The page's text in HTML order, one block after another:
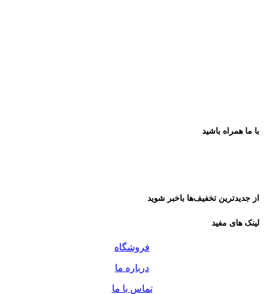
با ما همراه باشید
از جدیدترین تخفیف‌ها باخبر شوید
لینک های مفید
فروشگاه
درباره ما
تماس با ما